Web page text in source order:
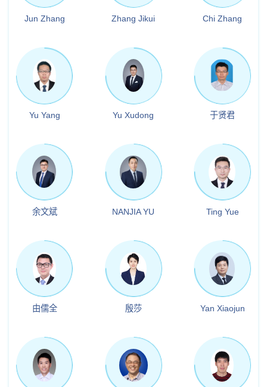
Jun Zhang Zhang Jikui Chi Zhang
Yu Yang Yu Xudong 于贤君
余文斌 NANJIA YU Ting Yue
由儒全 殷莎 Yan Xiaojun